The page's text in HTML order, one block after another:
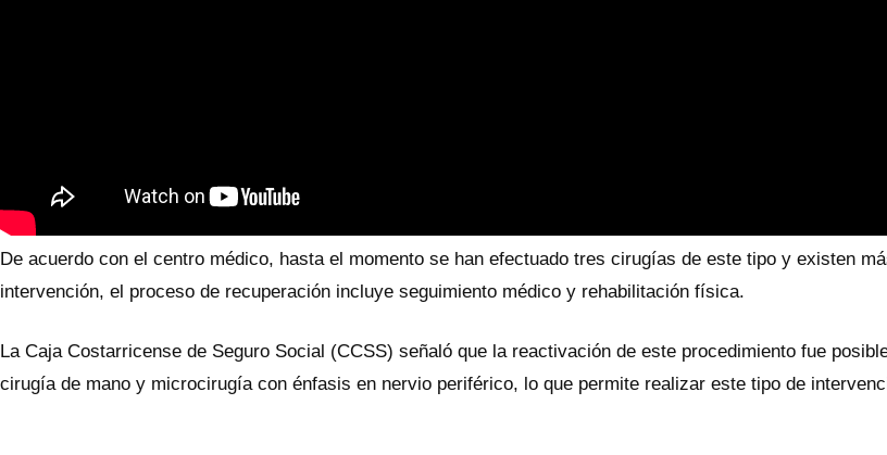
De acuerdo con el centro médico, hasta el momento se han efectuado tres cirugías de este tipo y existen
intervención, el proceso de recuperación incluye seguimiento médico y rehabilitación física.
La Caja Costarricense de Seguro Social (CCSS) señaló que la reactivación de este procedimiento fue
cirugía de mano y microcirugía con énfasis en nervio periférico, lo que permite realizar este tipo de